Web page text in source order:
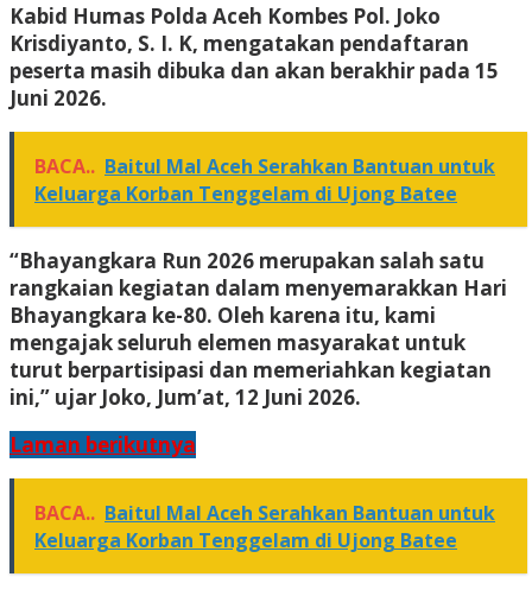
Kabid Humas Polda Aceh Kombes Pol. Joko
Krisdiyanto, S. I. K, mengatakan pendaftaran
peserta masih dibuka dan akan berakhir pada 15
Juni 2026.
BACA.. Baitul Mal Aceh Serahkan Bantuan untuk
Keluarga Korban Tenggelam di Ujong Batee
“Bhayangkara Run 2026 merupakan salah satu
rangkaian kegiatan dalam menyemarakkan Hari
Bhayangkara ke-80. Oleh karena itu, kami
mengajak seluruh elemen masyarakat untuk
turut berpartisipasi dan memeriahkan kegiatan
ini,” ujar Joko, Jum’at, 12 Juni 2026.
Laman berikutnya
BACA.. Baitul Mal Aceh Serahkan Bantuan untuk
Keluarga Korban Tenggelam di Ujong Batee